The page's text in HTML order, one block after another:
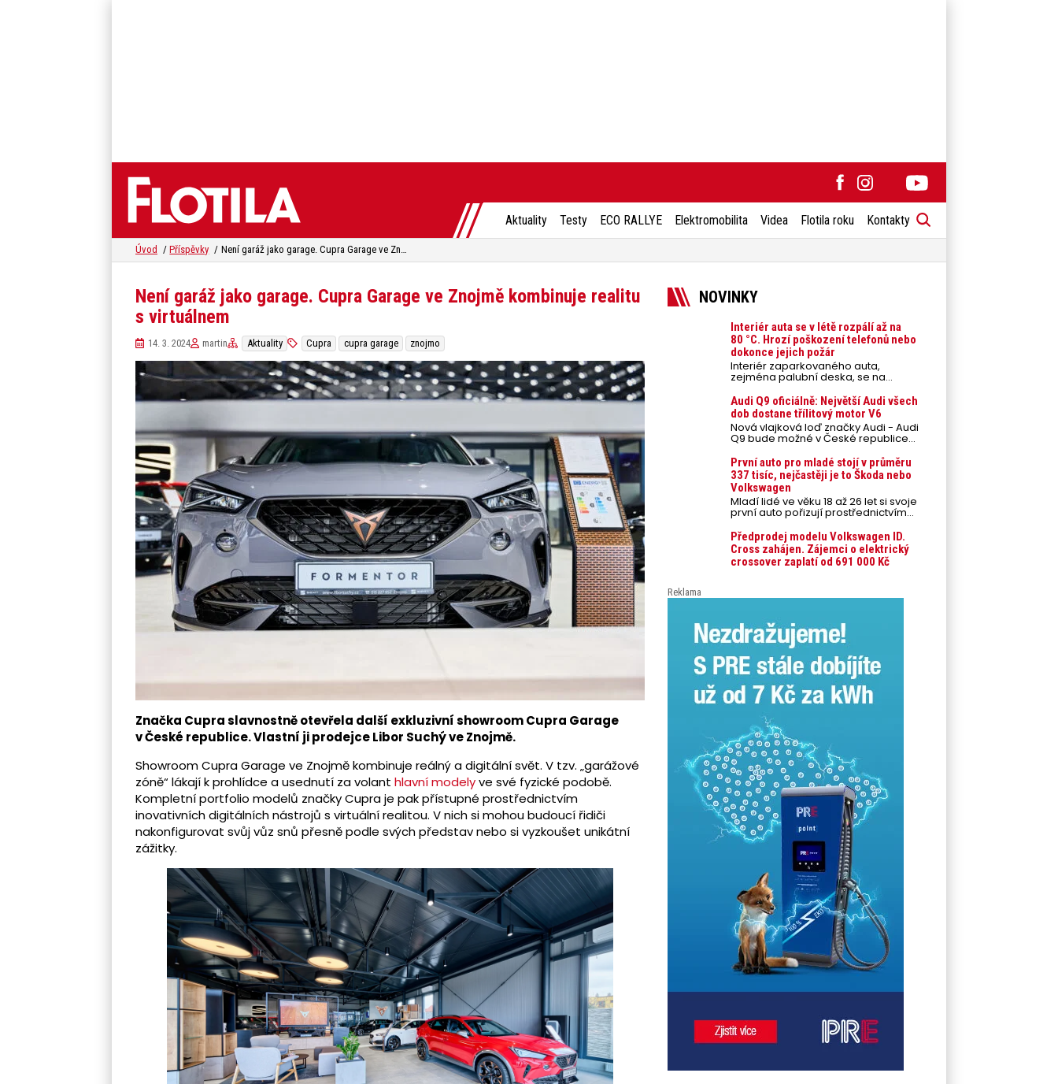
Aktuality Testy ECO RALLYE Elektromobilita Videa Flotila roku Kontakty
Úvod Příspěvky Není garáž jako garage. Cupra Garage ve Znojmě kombinuje realitu s virtuálnem
Není garáž jako garage. Cupra Garage ve Znojmě kombinuje realitu
s virtuálnem
14. 3. 2024 martin Aktuality Cupra cupra garage znojmo
Značka Cupra slavnostně otevřela další exkluzivní showroom Cupra Garage
v České republice. Vlastní ji prodejce Libor Suchý ve Znojmě.
Showroom Cupra Garage ve Znojmě kombinuje reálný a digitální svět. V tzv. „garážové
zóně“ lákají k prohlídce a usednutí za volant hlavní modelyve své fyzické podobě.
Kompletní portfolio modelů značky Cupra je pak přístupné prostřednictvím
inovativních digitálních nástrojů s virtuální realitou. V nich si mohou budoucí řidiči
nakonfigurovat svůj vůz snů přesně podle svých představ nebo si vyzkoušet unikátní
zážitky.
NOVINKY
Interiér auta se v létě rozpálí až na
80 °C. Hrozí poškození telefonů nebo
dokonce jejich požár
Interiér zaparkovaného auta,
zejména palubní deska, se na
přímém slunci může během letních
veder rozpálit až na 80 °C. Takové
teploty představují nebezpečí pro
odložené mobilní telefony,
powerbanky nebo notebooky. Můžou
urychlit stárnutí baterií, poškodit
případech i zvýšit riziko požáru.
Audi Q9 oficiálně: Největší Audi všech
dob dostane třílitový motor V6
Nová vlajková loď značky Audi - Audi
Q9 bude možné v České republice
objednávat od prvního srpnového
týdne 2026, kde budou oznámeny
také české ceny.
První auto pro mladé stojí v průměru
337 tisíc, nejčastěji je to Škoda nebo
Volkswagen
Mladí lidé ve věku 18 až 26 let si svoje
první auto pořizují prostřednictvím
úvěrového financování jako ojeté. Je
to tak u 93,3 % lidí, jen 6,7 % si pořídí
nové auto. Průměrná pořizovací
cena vozu dosahuje 337 tisíc korun a
průměrná financovaná částka
posledních 10 let (2016–2026).
Předprodej modelu Volkswagen ID.
Cross zahájen. Zájemci o elektrický
crossover zaplatí od 691 000 Kč
Reklama